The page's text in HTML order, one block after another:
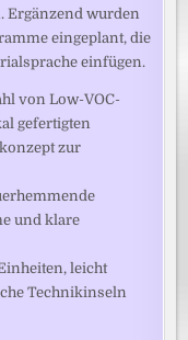
Ergänzend wurden
eingeplant, die
einfügen.
von Low-VOC-
gefertigten
zur
und klare
leicht
Technikinseln